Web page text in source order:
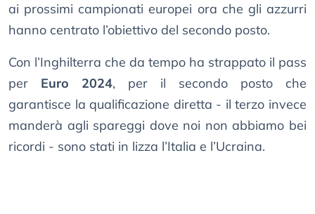
ai prossimi campionati europei ora che gli azzurri
hanno centrato l’obiettivo del secondo posto.
Con l’Inghilterra che da tempo ha strappato il pass
per Euro 2024, per il secondo posto che
garantisce la qualificazione diretta - il terzo invece
manderà agli spareggi dove noi non abbiamo bei
ricordi - sono stati in lizza l’Italia e l’Ucraina.